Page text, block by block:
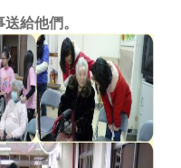
給他們。